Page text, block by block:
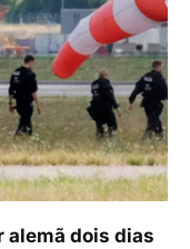
alemã dois dias